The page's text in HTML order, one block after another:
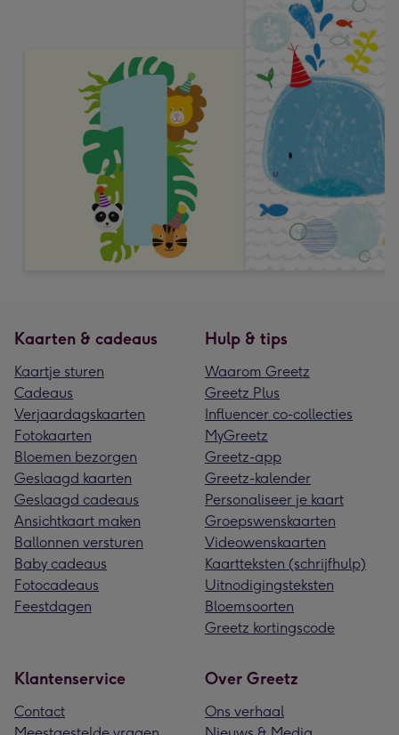
Kaarten & cadeaus
Kaartje sturen
Cadeaus
Verjaardagskaarten
Fotokaarten
Bloemen bezorgen
Geslaagd kaarten
Geslaagd cadeaus
Ansichtkaart maken
Ballonnen versturen
Baby cadeaus
Fotocadeaus
Feestdagen
Hulp & tips
Waarom Greetz
Greetz Plus
Influencer co-collecties
MyGreetz
Greetz-app
Greetz-kalender
Personaliseer je kaart
Groepswenskaarten
Videowenskaarten
Kaartteksten (schrijfhulp)
Uitnodigingsteksten
Bloemsoorten
Greetz kortingscode
Klantenservice
Contact
Over Greetz
Ons verhaal